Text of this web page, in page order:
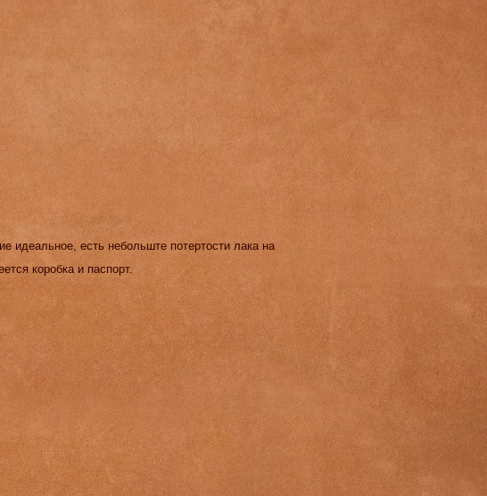
идеальное, есть небольште потертости лака на
коробка и паспорт.